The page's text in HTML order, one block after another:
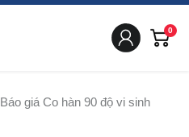
0
Báo giá Co hàn 90 độ vi sinh